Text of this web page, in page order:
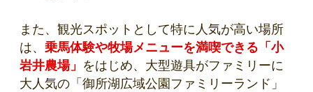
また、観光スポットとして特に人気が高い場所
は、 乗馬体験や牧場メニューを満喫できる「小
岩井農場」 をはじめ、大型遊具がファミリーに
大人気の「御所湖広域公園ファミリーランド」